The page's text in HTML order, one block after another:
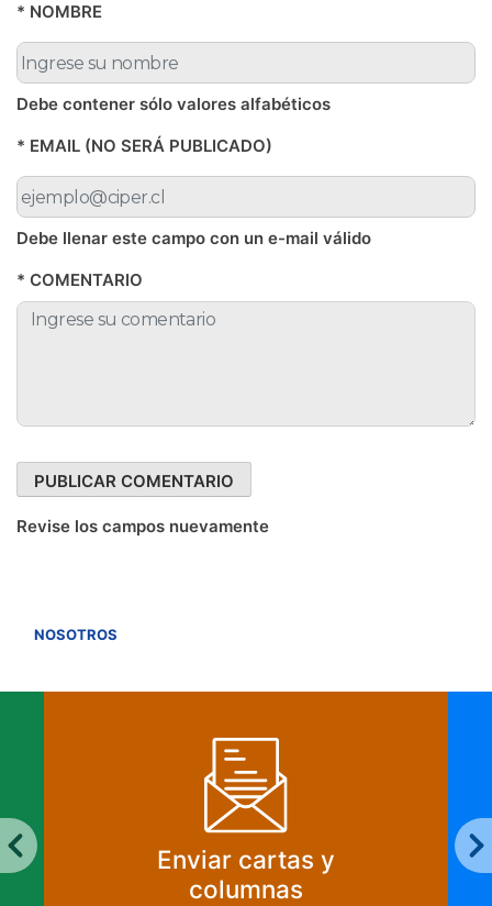
* NOMBRE
Debe contener sólo valores alfabéticos
* EMAIL (NO SERÁ PUBLICADO)
Debe llenar este campo con un e-mail válido
* COMENTARIO
Revise los campos nuevamente
NOSOTROS
Enviar cartas y
columnas